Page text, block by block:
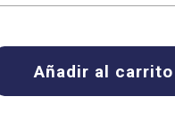
Añadir al carrito